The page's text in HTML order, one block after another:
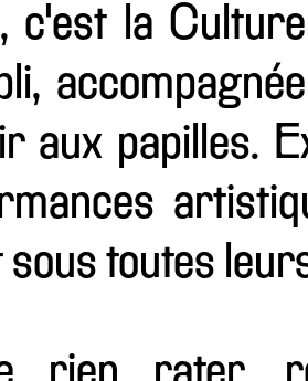
c'est la
aux papilles.
sous toutes